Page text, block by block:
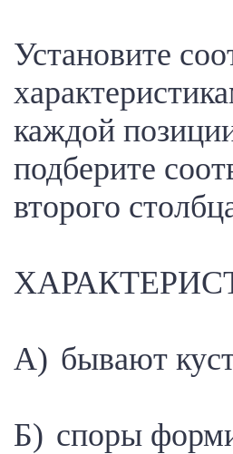
Установите
каждой
подберите
второго
А) бывают
Б) споры